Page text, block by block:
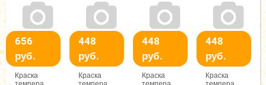
656
руб.
Краска
448
руб.
Краска
448
руб.
Краска
448
руб.
Краска